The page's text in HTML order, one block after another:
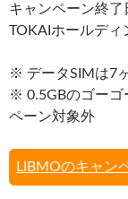
キャンペーン終
TOKAIホールディ
※ データSIMは7
※ 0.5GBのゴーゴ
ペーン対象外
LIBMOのキャン